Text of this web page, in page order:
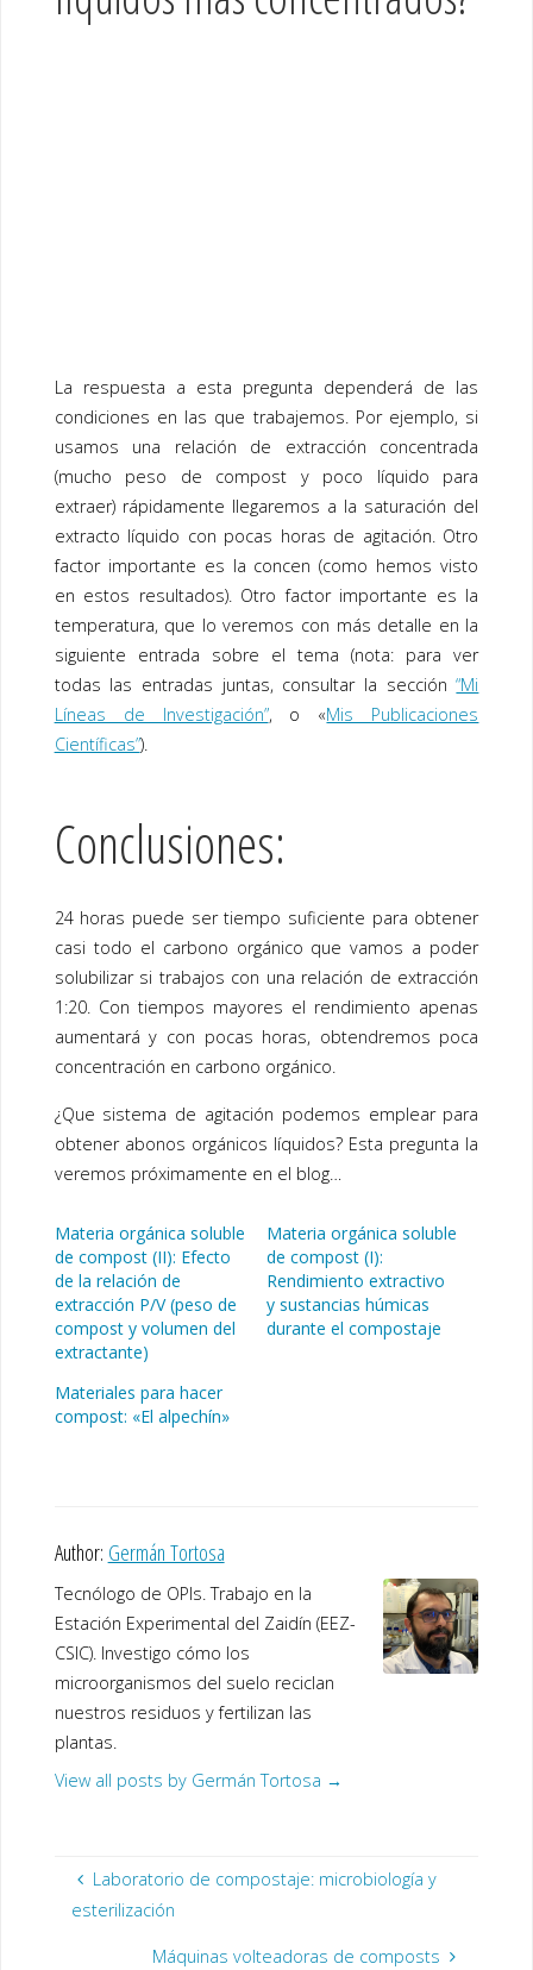
La respuesta a esta pregunta dependerá de las
condiciones en las que trabajemos. Por ejemplo, si
usamos una relación de extracción concentrada
(mucho peso de compost y poco líquido para
extraer) rápidamente llegaremos a la saturación del
extracto líquido con pocas horas de agitación. Otro
factor importante es la concen (como hemos visto
en estos resultados). Otro factor importante es la
temperatura, que lo veremos con más detalle en la
siguiente entrada sobre el tema (nota: para ver
todas las entradas juntas, consultar la sección“Mi
Líneas de Investigación”, o «Mis Publicaciones
Científicas”).
Conclusiones:
24 horas puede ser tiempo suficiente para obtener
casi todo el carbono orgánico que vamos a poder
solubilizar si trabajos con una relación de extracción
1:20. Con tiempos mayores el rendimiento apenas
aumentará y con pocas horas, obtendremos poca
concentración en carbono orgánico.
¿Que sistema de agitación podemos emplear para
obtener abonos orgánicos líquidos? Esta pregunta la
veremos próximamente en el blog…
Materia orgánica soluble
de compost (II): Efecto
de la relación de
extracción P/V (peso de
compost y volumen del
extractante)
Materia orgánica soluble
de compost (I):
Rendimiento extractivo
y sustancias húmicas
durante el compostaje
Materiales para hacer
compost: «El alpechín»
Author: Germán Tortosa
Tecnólogo de OPIs. Trabajo en la
Estación Experimental del Zaidín (EEZ-
CSIC). Investigo cómo los
microorganismos del suelo reciclan
nuestros residuos y fertilizan las
plantas.
View all posts by Germán Tortosa →
Laboratorio de compostaje: microbiología y
esterilización
Máquinas volteadoras de composts